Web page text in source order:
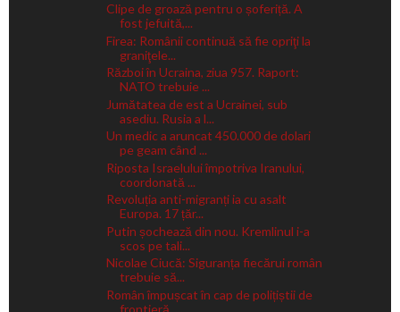
Clipe de groază pentru o șoferiță. A
fost jefuită,...
Firea: Românii continuă să fie opriţi la
graniţele...
Război în Ucraina, ziua 957. Raport:
NATO trebuie ...
Jumătatea de est a Ucrainei, sub
asediu. Rusia a l...
Un medic a aruncat 450.000 de dolari
pe geam când ...
Riposta Israelului împotriva Iranului,
coordonată ...
Revoluția anti-migranți ia cu asalt
Europa. 17 țăr...
Putin șochează din nou. Kremlinul i-a
scos pe tali...
Nicolae Ciucă: Siguranța fiecărui român
trebuie să...
Român împușcat în cap de polițiștii de
frontieră, ...